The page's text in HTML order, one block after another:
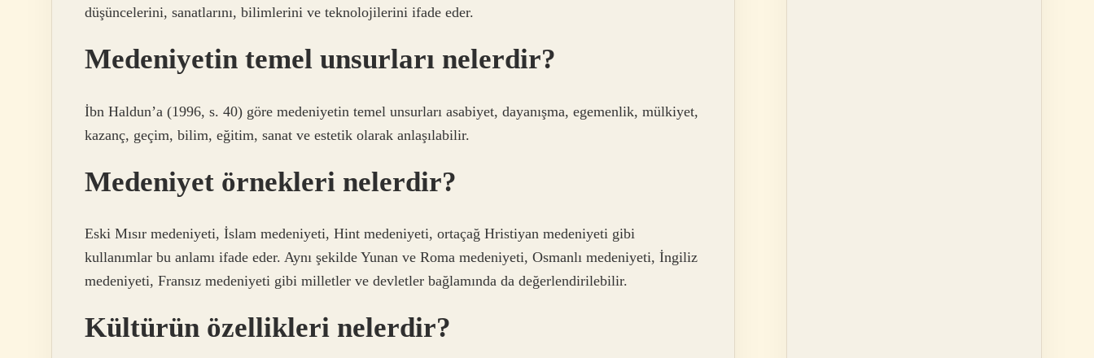
düşüncelerini, sanatlarını, bilimlerini ve teknolojilerini ifade eder.
Medeniyetin temel unsurları nelerdir?
İbn Haldun’a (1996, s. 40) göre medeniyetin temel unsurları asabiyet, dayanışma, egemenlik, mülkiyet,
kazanç, geçim, bilim, eğitim, sanat ve estetik olarak anlaşılabilir.
Medeniyet örnekleri nelerdir?
Eski Mısır medeniyeti, İslam medeniyeti, Hint medeniyeti, ortaçağ Hristiyan medeniyeti gibi
kullanımlar bu anlamı ifade eder. Aynı şekilde Yunan ve Roma medeniyeti, Osmanlı medeniyeti, İngiliz
medeniyeti, Fransız medeniyeti gibi milletler ve devletler bağlamında da değerlendirilebilir.
Kültürün özellikleri nelerdir?